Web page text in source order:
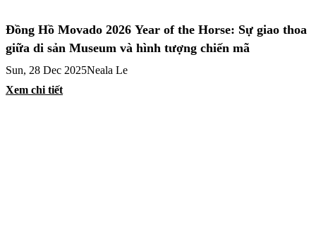
Đồng Hồ Movado 2026 Year of the Horse: Sự giao thoa
giữa di sản Museum và hình tượng chiến mã
Sun, 28 Dec 2025Neala Le
Xem chi tiết